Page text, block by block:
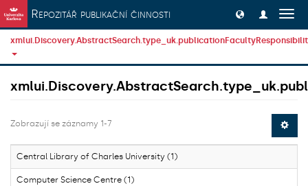
Přeskočit na obsah
Repozitář publikační činnosti
Zobrazují se záznamy 1-7
Central Library of Charles University (1)
Computer Science Centre (1)